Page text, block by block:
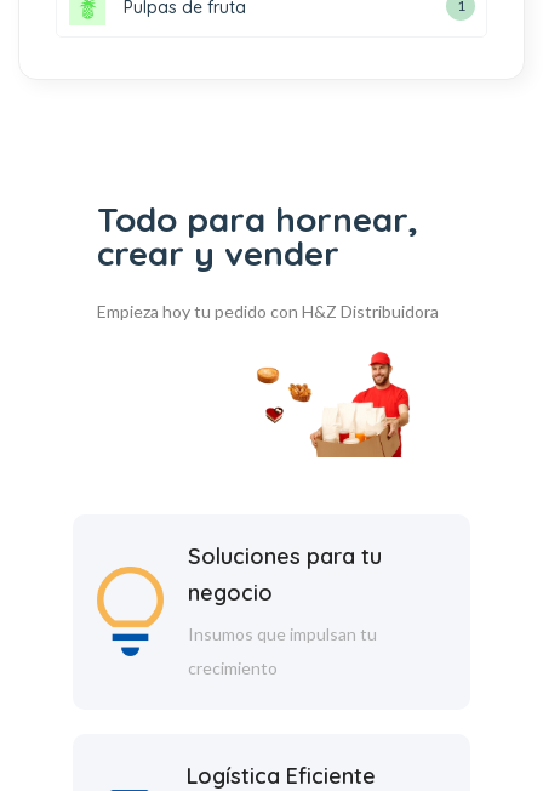
Pulpas de fruta 1
Todo para hornear,
crear y vender
Empieza hoy tu pedido con H&Z Distribuidora
Soluciones para tu
negocio
Insumos que impulsan tu
crecimiento
Logística Eficiente